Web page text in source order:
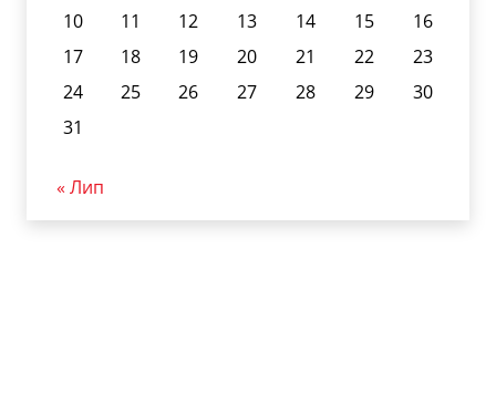
10
11 12 13 14 15
16
17
18 19 20 21 22
23
24
25 26 27 28 29
30
31
« Лип